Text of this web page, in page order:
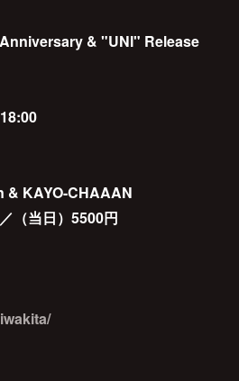
& "UNI" Release
& KAYO-CHAAAN
（当日）5500円